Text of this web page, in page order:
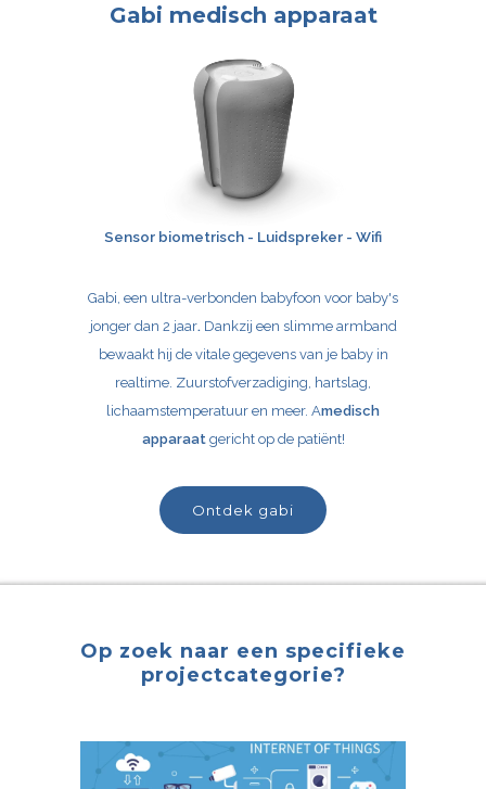
Gabi medisch apparaat
Sensor biometrisch - Luidspreker - Wifi
Gabi, een ultra-verbonden babyfoon voor baby's
jonger dan 2 jaar.Dankzij een slimme armband
bewaakt hij de vitale gegevens van je baby in
realtime. Zuurstofverzadiging, hartslag,
lichaamstemperatuur en meer. Amedisch
apparaat gericht op de patiënt!
ontdek gabi
Op zoek naar een specifieke
projectcategorie?